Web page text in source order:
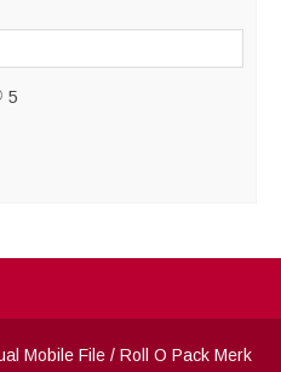
5
Mobile File / Roll O Pack Merk